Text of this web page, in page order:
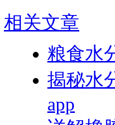
相关文章
粮食水
揭秘水
app